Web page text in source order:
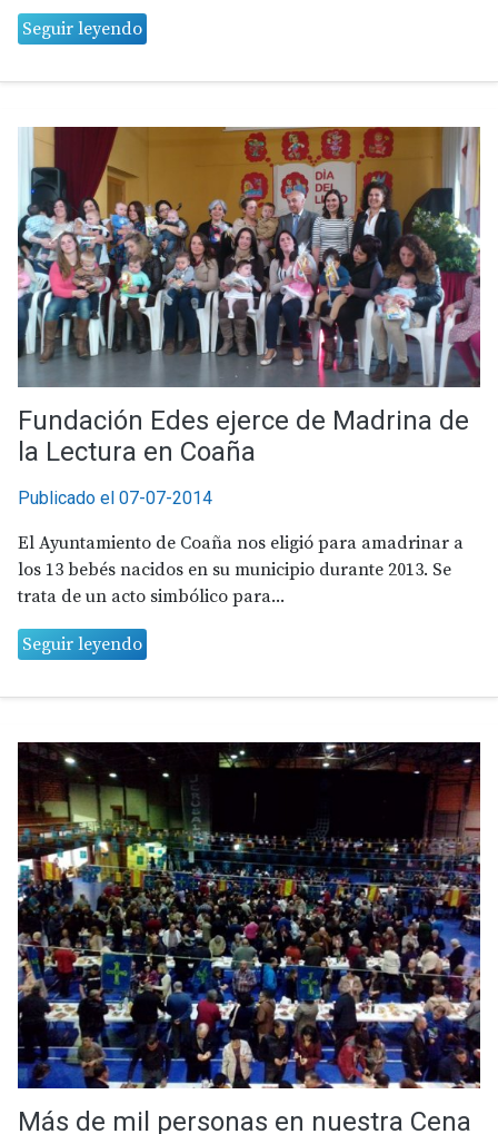
Seguir leyendo
Fundación Edes ejerce de Madrina de
la Lectura en Coaña
Publicado el 07-07-2014
El Ayuntamiento de Coaña nos eligió para amadrinar a
los 13 bebés nacidos en su municipio durante 2013. Se
trata de un acto simbólico para...
Seguir leyendo
Más de mil personas en nuestra Cena